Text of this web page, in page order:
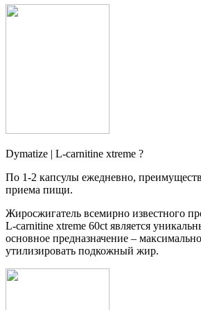
Dymatize | L-carnitine xtreme ?
По 1-2 капсулы ежедневно,
приема пищи.
Жиросжигатель всемирно известного
L-carnitine xtreme 60ct является
основное предназначение –
утилизировать подкожный жир.